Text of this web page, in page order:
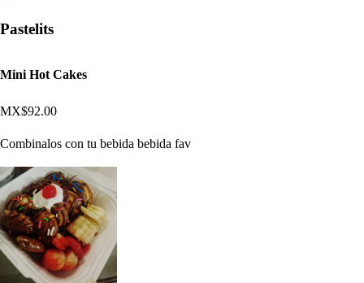
Pastelits
Mini Hot Cakes
MX$92.00
Combinalos con tu bebida bebida fav